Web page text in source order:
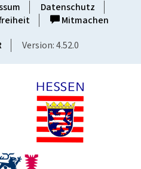
Datenschutz
Mitmachen
Version: 4.52.0